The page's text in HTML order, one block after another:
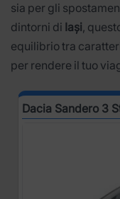
sia per gli
dintorni di Iași,
equilibrio tra
per rendere il tuo
Dacia Sandero 3